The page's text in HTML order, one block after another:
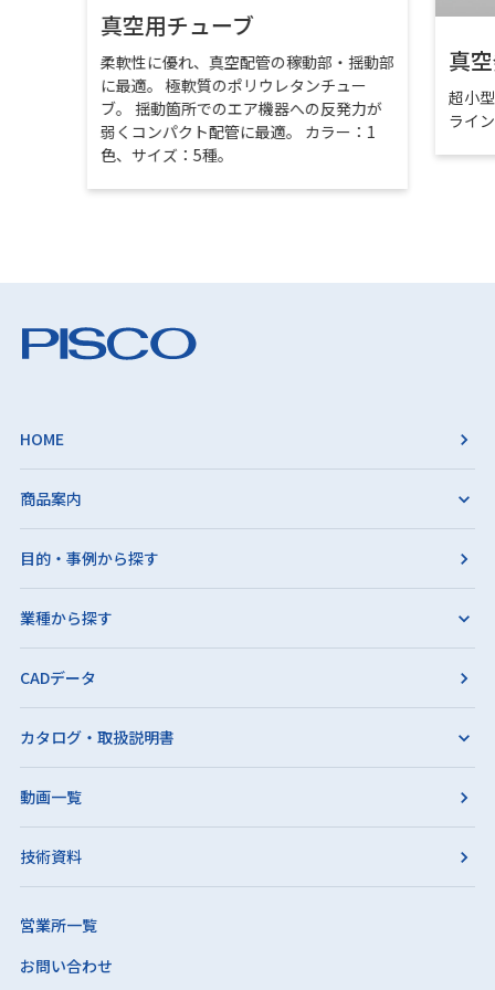
真空用チューブ
柔軟性に優れ、真空配管の稼動部・揺動部
に最適。 極軟質のポリウレタンチュー
ブ。 揺動箇所でのエア機器への反発力が
弱くコンパクト配管に最適。 カラー：1
色、サイズ：5種。
真
超小
ライ
HOME
商品案内
目的・事例から探す
業種から探す
CADデータ
カタログ・取扱説明書
動画一覧
技術資料
営業所一覧
お問い合わせ